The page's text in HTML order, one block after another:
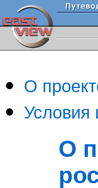
О
Условия
О